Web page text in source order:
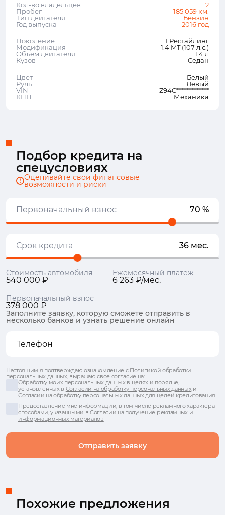
Кол-во владельцев
2
Пробег
185 059 км.
Тип двигателя
Бензин
Год выпуска
2016 год
Поколение
I Рестайлинг
Модификация
1.4 MT (107 л.с.)
Объем двигателя
1.4 л
Кузов
Седан
Цвет
Белый
Руль
Левый
VIN
Z94C*************
КПП
Механика
Подбор кредита на
спецусловиях
Оценивайте свои финансовые
возможности и риски
Первоначальный взнос 70 %
Срок кредита 36 мес.
Стоимость автомобиля
540 000 ₽
Ежемесячный платеж
6 263 ₽/мес.
Первоначальный взнос
378 000 ₽
Заполните заявку, которую сможете отправить в
несколько банков и узнать решение онлайн
Отправить заявку
Настоящим я подтверждаю ознакомление с Политикой обработки
персональных данных, выражаю свое согласие на:
Обработку моих персональных данных в целях и порядке,
установленных в Согласии на обработку персональных данныхи
Согласии на обработку персональных данных для целей кредитования
Предоставление мне информации, в том числе рекламного характера
способами, указанными вСогласии на получение рекламных и
информационных материалов
Похожие предложения